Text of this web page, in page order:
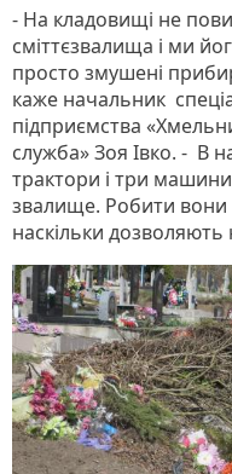
- На кладовищі не
сміттєзвалища і ми
просто змушені
каже начальник
підприємства
служба» Зоя Івко. - В
трактори і три
звалище. Робити вони
наскільки